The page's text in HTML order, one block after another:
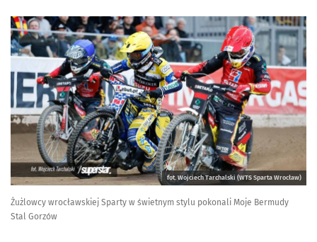
fot. Wojciech Tarchalski (WTS Sparta Wrocław)
Żużlowcy wrocławskiej Sparty w świetnym stylu pokonali Moje Bermudy
Stal Gorzów